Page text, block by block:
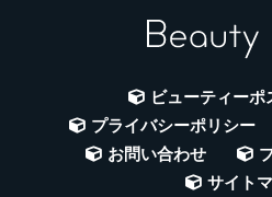
ビューティーポ
プライバシーポリシー
お問い合わせ
サイト